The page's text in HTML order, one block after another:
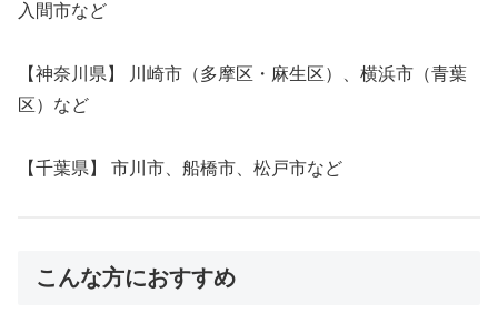
入間市など
【神奈川県】 川崎市（多摩区・麻生区）、横浜市（青葉
区）など
【千葉県】 市川市、船橋市、松戸市など
こんな方におすすめ